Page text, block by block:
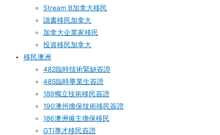
Stream B加拿大移民
讀書移民加拿大
加拿大企業家移民
投資移民加拿大
移民澳洲
482臨時技術緊缺簽證
485臨時畢業生簽證
189獨立技術移民簽證
190澳州擔保技術移民簽證
186澳洲僱主擔保移民
GTI專才移民簽證